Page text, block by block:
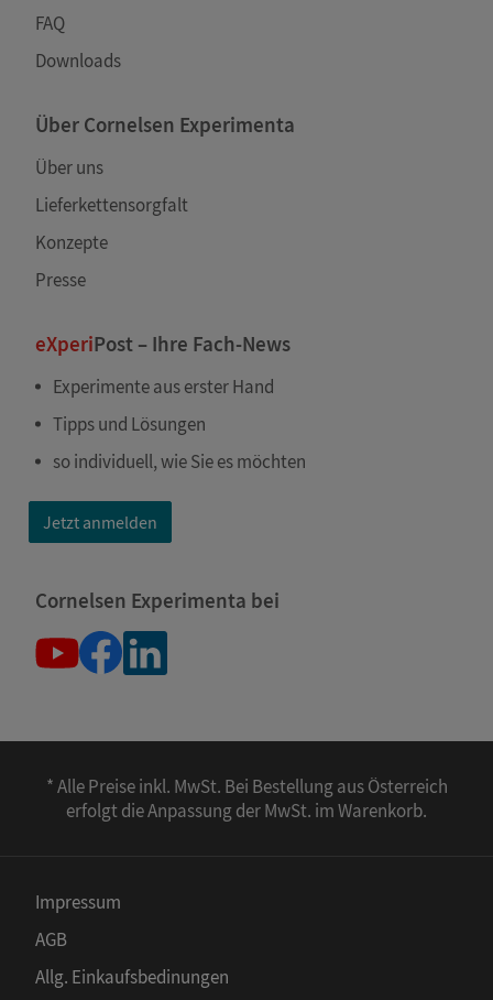
FAQ
Downloads
Über Cornelsen Experimenta
Über uns
Lieferkettensorgfalt
Konzepte
Presse
eXperiPost – Ihre Fach-News
Experimente aus erster Hand
Tipps und Lösungen
so individuell, wie Sie es möchten
Jetzt anmelden
Cornelsen Experimenta bei
* Alle Preise inkl. MwSt. Bei Bestellung aus Österreich
erfolgt die Anpassung der MwSt. im Warenkorb.
Impressum
AGB
Allg. Einkaufsbedinungen